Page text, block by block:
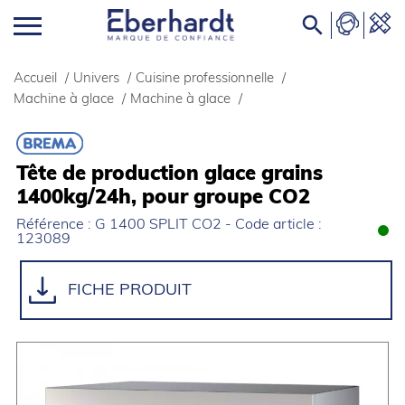

Accueil / Univers / Cuisine professionnelle /
Machine à glace / Machine à glace /
Tête de production glace grains
1400kg/24h, pour groupe CO2
Référence : G 1400 SPLIT CO2 - Code article :
123089
FICHE PRODUIT